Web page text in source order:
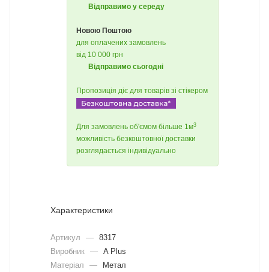
Відправимо у середу
Новою Поштою
для оплачених замовлень
від 10 000 грн
Відправимо сьогодні
Пропозиція діє для товарів зі стікером
Для замовлень об'ємом більше 1м3
можливість безкоштовної доставки
розглядається індивідуально
Характеристики
Артикул — 8317
Виробник — A Plus
Матеріал
— Метал